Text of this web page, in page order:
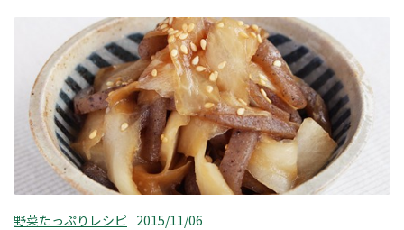
野菜たっぷりレシピ 2015/11/06